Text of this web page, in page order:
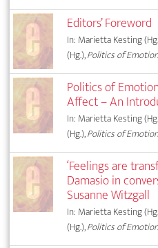
Editors’ Foreword
In: Marietta Kesting
(Hg.),Politics of
Politics of
Affect – An
In: Marietta Kesting
(Hg.),Politics of
‘Feelings are
Damasio in
Susanne Witzgall
In: Marietta Kesting
(Hg.),Politics of